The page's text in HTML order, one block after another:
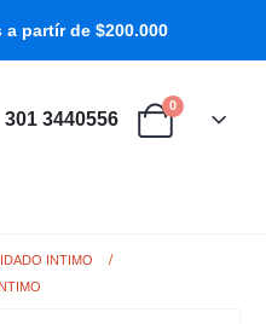
partír de $200.000
301 3440556
0
INTIMO